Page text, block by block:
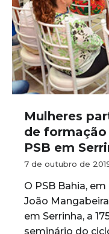
Mulheres
de
PSB em
7 de outubro de
O PSB Bahia,
João
em Serrinha, a
seminário do